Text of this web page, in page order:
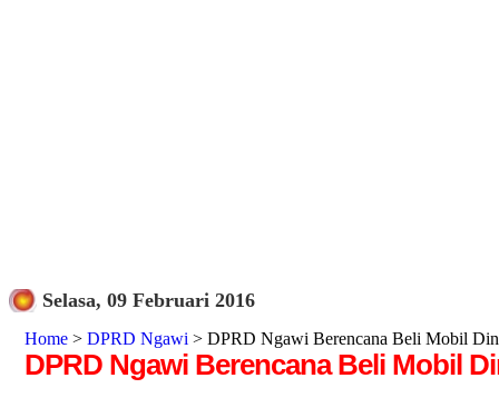
Selasa, 09 Februari 2016
Home > DPRD Ngawi > DPRD Ngawi Berencana Beli Mobil
DPRD Ngawi Berencana Beli Mobil